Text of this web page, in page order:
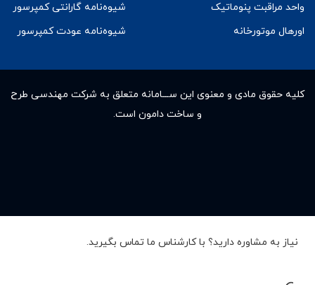
واحد مراقبت پنوماتیک
اورهال موتورخانه
شیوه‌نامه گارانتی کمپرسور
شیوه‌نامه عودت کمپرسور
کلیه حقوق مادى و معنوى این ســـامانه متعلق به شرکت مهندسی طرح
و ساخت دامون است.
نیاز به مشاوره دارید؟ با کارشناس ما تماس بگیرید.